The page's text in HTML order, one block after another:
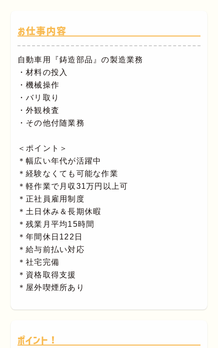
お仕事内容
自動車用『鋳造部品』の製造業務
・材料の投入
・機械操作
・バリ取り
・外観検査
・その他付随業務
＜ポイント＞
＊幅広い年代が活躍中
＊経験なくても可能な作業
＊軽作業で月収31万円以上可
＊正社員雇用制度
＊土日休み＆長期休暇
＊残業月平均15時間
＊年間休日122日
＊給与前払い対応
＊社宅完備
＊資格取得支援
＊屋外喫煙所あり
ポイント！